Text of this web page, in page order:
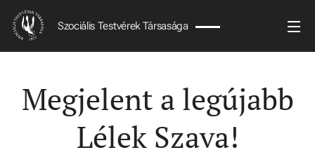
Szociális Testvérek Társasága
Megjelent a legújabb
Lélek Szava!